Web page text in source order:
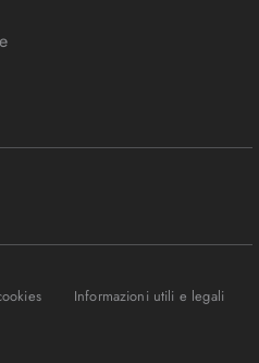
Informazioni utili e legali